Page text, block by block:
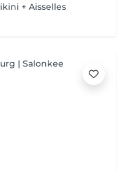
+ Aisselles